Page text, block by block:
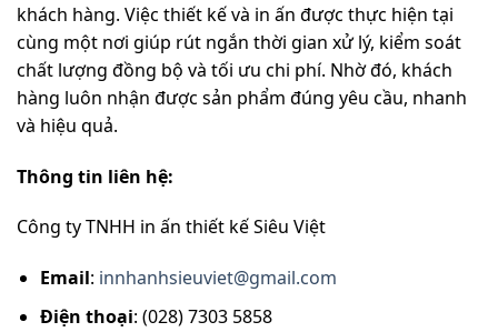
khách hàng. Việc thiết kế và in ấn được thực hiện tại
cùng một nơi giúp rút ngắn thời gian xử lý, kiểm soát
chất lượng đồng bộ và tối ưu chi phí. Nhờ đó, khách
hàng luôn nhận được sản phẩm đúng yêu cầu, nhanh
và hiệu quả.
Thông tin liên hệ:
Công ty TNHH in ấn thiết kế Siêu Việt
Email: innhanhsieuviet@gmail.com
Điện thoại: (028) 7303 5858